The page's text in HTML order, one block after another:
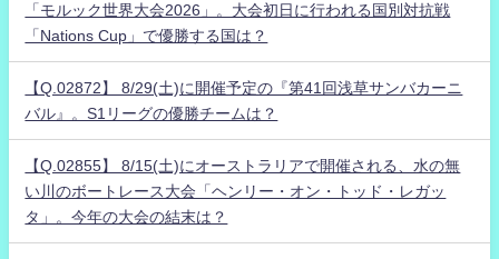
「モルック世界大会2026」。大会初日に行われる国別対抗戦
「Nations Cup」で優勝する国は？
【Q.02872】 8/29(土)に開催予定の『第41回浅草サンバカーニ
バル』。S1リーグの優勝チームは？
【Q.02855】 8/15(土)にオーストラリアで開催される、水の無
い川のボートレース大会「ヘンリー・オン・トッド・レガッ
タ」。今年の大会の結末は？